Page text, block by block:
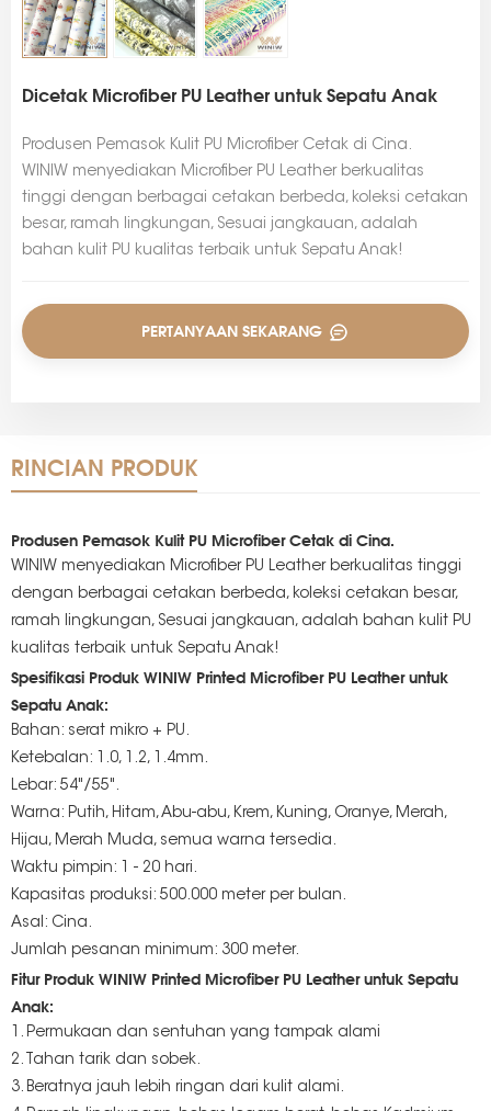
Dicetak Microfiber PU Leather untuk Sepatu Anak
Produsen Pemasok Kulit PU Microfiber Cetak di Cina.
WINIW menyediakan Microfiber PU Leather berkualitas
tinggi dengan berbagai cetakan berbeda, koleksi cetakan
besar, ramah lingkungan, Sesuai jangkauan, adalah
bahan kulit PU kualitas terbaik untuk Sepatu Anak!
PERTANYAAN SEKARANG
RINCIAN PRODUK
Produsen Pemasok Kulit PU Microfiber Cetak di Cina.
WINIW menyediakan Microfiber PU Leather berkualitas tinggi
dengan berbagai cetakan berbeda, koleksi cetakan besar,
ramah lingkungan, Sesuai jangkauan, adalah bahan kulit PU
kualitas terbaik untuk Sepatu Anak!
Spesifikasi Produk WINIW Printed Microfiber PU Leather untuk
Sepatu Anak:
Bahan: serat mikro + PU.
Ketebalan: 1.0, 1.2, 1.4mm.
Lebar: 54"/55".
Warna: Putih, Hitam, Abu-abu, Krem, Kuning, Oranye, Merah,
Hijau, Merah Muda, semua warna tersedia.
Waktu pimpin: 1 - 20 hari.
Kapasitas produksi: 500.000 meter per bulan.
Asal: Cina.
Jumlah pesanan minimum: 300 meter.
Fitur Produk WINIW Printed Microfiber PU Leather untuk Sepatu
Anak:
1. Permukaan dan sentuhan yang tampak alami
2. Tahan tarik dan sobek.
3. Beratnya jauh lebih ringan dari kulit alami.